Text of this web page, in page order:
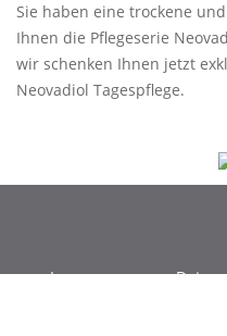
Sie haben eine trockene
Ihnen die Pflegeserie
wir schenken Ihnen jetzt
Neovadiol Tagespflege.
Impressum